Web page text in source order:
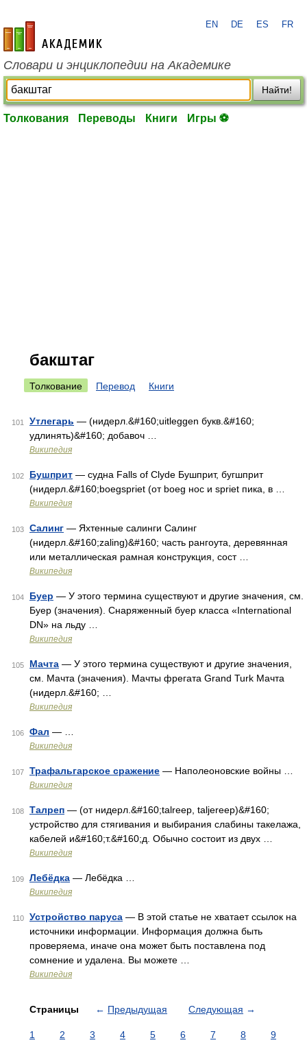
academic.ru
EN DE ES FR
Словари и энциклопедии на Академике
Найти!
Толкования Переводы Книги Игры ⚽
бакштаг
Толкование Перевод Книги
101 Утлегарь — (нидерл.&#160;uitleggen букв.&#160;
удлинять)&#160; добавоч …
Википедия
102 Бушприт — судна Falls of Clyde Бушприт, бугшприт
(нидерл.&#160;boegspriet (от boeg нос и spriet пика, в …
Википедия
103 Салинг — Яхтенные салинги Салинг
(нидерл.&#160;zaling)&#160; часть рангоута, деревянная
или металлическая рамная конструкция, сост …
Википедия
104 Буер — У этого термина существуют и другие значения, см.
Буер (значения). Снаряженный буер класса «International
DN» на льду …
Википедия
105 Мачта — У этого термина существуют и другие значения,
см. Мачта (значения). Мачты фрегата Grand Turk Мачта
(нидерл.&#160; …
Википедия
106 Фал — …
Википедия
107 Трафальгарское сражение — Наполеоновские войны …
Википедия
108 Талреп — (от нидерл.&#160;tаlrеер, tаljеrеер)&#160;
устройство для стягивания и выбирания слабины такелажа,
кабелей и&#160;т.&#160;д. Обычно состоит из двух …
Википедия
109 Лебёдка — Лебёдка …
Википедия
110 Устройство паруса — В этой статье не хватает ссылок на
источники информации. Информация должна быть
проверяема, иначе она может быть поставлена под
сомнение и удалена. Вы можете …
Википедия
Страницы ← Предыдущая Следующая →
1 2 3 4 5 6 7 8
9